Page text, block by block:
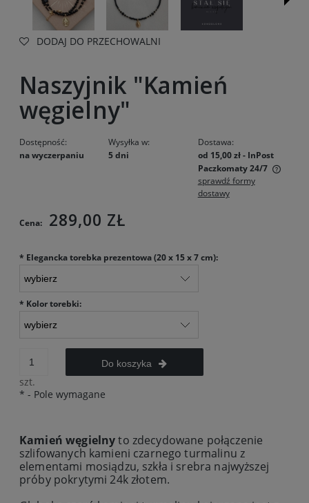
DODAJ DO PRZECHOWALNI
Naszyjnik "Kamień
węgielny"
Dostępność:
na wyczerpaniu
Wysyłka w:
5 dni
Dostawa:
od 15,00 zł- InPost
Paczkomaty 24/7
Cena nie zawiera ewentualnych kosztów płatności
sprawdź formy
dostawy
Cena: 289,00 ZŁ
* Elegancka torebka prezentowa (20 x 15 x 7 cm):
* Kolor torebki:
szt.
Do koszyka
* - Pole wymagane
Kamień węgielnyto zdecydowane połączenie
szlifowanych kamieni czarnego turmalinu z
elementami mosiądzu, szkła i srebra najwyższej
próby pokrytymi 24k złotem.